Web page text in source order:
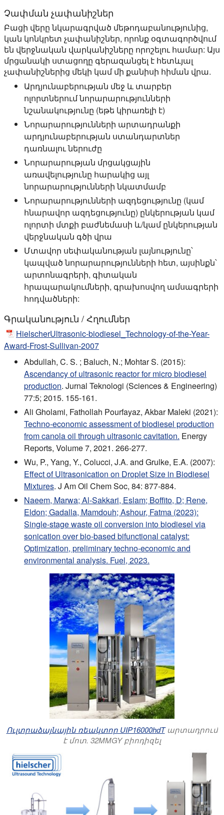
Չափման չափանիշներ
Բացի վերը նկարագրված մեթոդաբանությունից,
կան կոնկրետ չափանիշներ, որոնք օգտագործվում
են վերջնական վարկանիշները որոշելու համար: Այս
մրցանակի ստացողը գերազանցել է հետևյալ
չափանիշներից մեկի կամ մի քանիսի հիման վրա.
Արդյունաբերության մեջ և տարբեր
ոլորտներում նորարարությունների
նշանակությունը (եթե կիրառելի է)
Նորարարությունների արտադրանքի
արդյունաբերության ստանդարտներ
դառնալու ներուժը
Նորարարության մրցակցային
առավելությունը հարակից այլ
նորարարությունների նկատմամբ
Նորարարությունների ազդեցությունը (կամ
հնարավոր ազդեցությունը) ընկերության կամ
ոլորտի մտքի բաժնեմասի և/կամ ընկերության
վերջնական գծի վրա
Մտավոր սեփականության լայնությունը՝
կապված նորարարությունների հետ, այսինքն՝
արտոնագրերի, գիտական
հրապարակումների, գրախոսվող ամսագրերի
հոդվածների:
Գրականություն / Հղումներ
HielscherUltrasonic-biodiesel_Technology-of-the-Year-
Award-Frost-Sullivan-2007
Abdullah, C. S. ; Baluch, N.; Mohtar S. (2015):
Ascendancy of ultrasonic reactor for micro biodiesel
production. Jurnal Teknologi (Sciences & Engineering)
77:5; 2015. 155-161.
Ali Gholami, Fathollah Pourfayaz, Akbar Maleki (2021):
Techno-economic assessment of biodiesel production
from canola oil through ultrasonic cavitation. Energy
Reports, Volume 7, 2021. 266-277.
Wu, P., Yang, Y., Colucci, J.A. and Grulke, E.A. (2007):
Effect of Ultrasonication on Droplet Size in Biodiesel
Mixtures. J Am Oil Chem Soc, 84: 877-884.
Naeem, Marwa; Al-Sakkari, Eslam; Boffito, D; Rene,
Eldon; Gadalla, Mamdouh; Ashour, Fatma (2023):
Single-stage waste oil conversion into biodiesel via
sonication over bio-based bifunctional catalyst:
Optimization, preliminary techno-economic and
environmental analysis. Fuel, 2023.
Ուլտրաձայնային ռեակտոր UIP16000hdTարտադրում
է մոտ. 32MMGY բիոդիզել